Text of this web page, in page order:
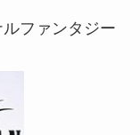
ファンタジー